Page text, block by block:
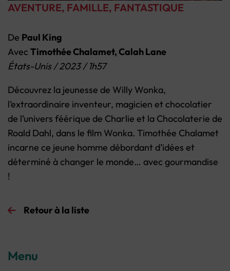
AVENTURE, FAMILLE, FANTASTIQUE
De Paul King
Avec Timothée Chalamet, Calah Lane
États-Unis / 2023 / 1h57
Découvrez la jeunesse de Willy Wonka,
l’extraordinaire inventeur, magicien et chocolatier
de l’univers féérique de Charlie et la Chocolaterie de
Roald Dahl, dans le film Wonka. Timothée Chalamet
incarne ce jeune homme débordant d’idées et
déterminé à changer le monde… avec gourmandise
!
Retour à la liste
Menu